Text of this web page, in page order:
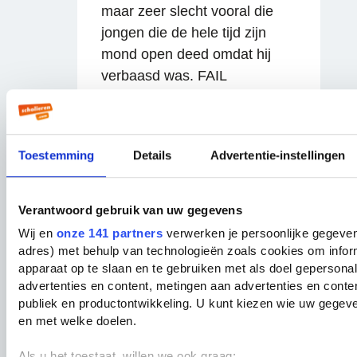
Toestemming Details Advertentie-instellingen
Verantwoord gebruik van uw gegevens
Wij en onze 141 partners verwerken je persoonlijke
adres) met behulp van technologieën zoals cookies om
apparaat op te slaan en te gebruiken met als doel
advertenties en content, metingen aan advertenties en
publiek en productontwikkeling. U kunt kiezen wie uw
en met welke doelen.
Reageren
Reageren
maar zeer slecht vooral die
jongen die de hele tijd zijn
mond open deed omdat hij
verbaasd was. FAIL
L.
15 jaar geleden
P.